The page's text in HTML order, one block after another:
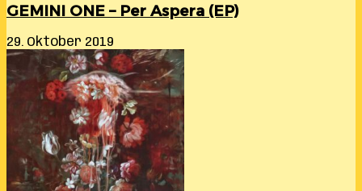
GEMINI ONE – Per Aspera (EP)
29. Oktober 2019